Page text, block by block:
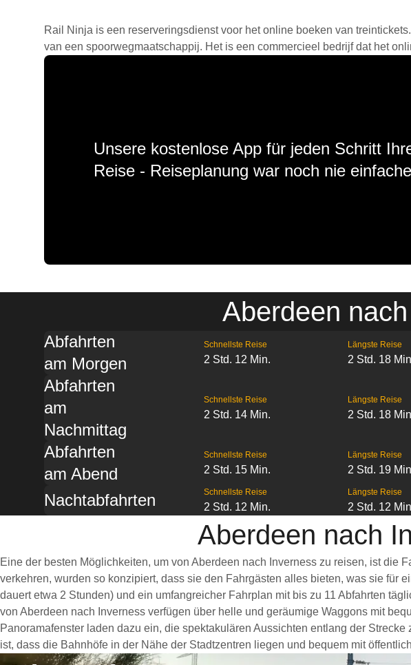
Rail Ninja is een reserveringsdienst voor het online boeken van
van een spoorwegmaatschappij. Het is een commercieel bedrijf dat het
Unsere kostenlose App für jeden Schritt
Reise - Reiseplanung war noch nie
Aberdeen
Abfahrten
am Morgen
Schnellste Reise
2 Std. 12 Min.
Längste Reise
2 Std. 18
Abfahrten
am
Nachmittag
Schnellste Reise
2 Std. 14 Min.
Längste Reise
2 Std. 18
Abfahrten
am Abend
Schnellste Reise
2 Std. 15 Min.
Längste Reise
2 Std. 19
Nachtabfahrten Schnellste Reise
2 Std. 12 Min.
Längste Reise
2 Std. 12
Aberdeen nach
Eine der besten Möglichkeiten, um von Aberdeen nach Inverness zu reisen, ist
verkehren, wurden so konzipiert, dass sie den Fahrgästen alles bieten, was sie
dauert etwa 2 Stunden) und ein umfangreicher Fahrplan mit bis zu 11 Abfahrten
von Aberdeen nach Inverness verfügen über helle und geräumige Waggons mit
Panoramafenster laden dazu ein, die spektakulären Aussichten entlang der
ist, dass die Bahnhöfe in der Nähe der Stadtzentren liegen und bequem mit